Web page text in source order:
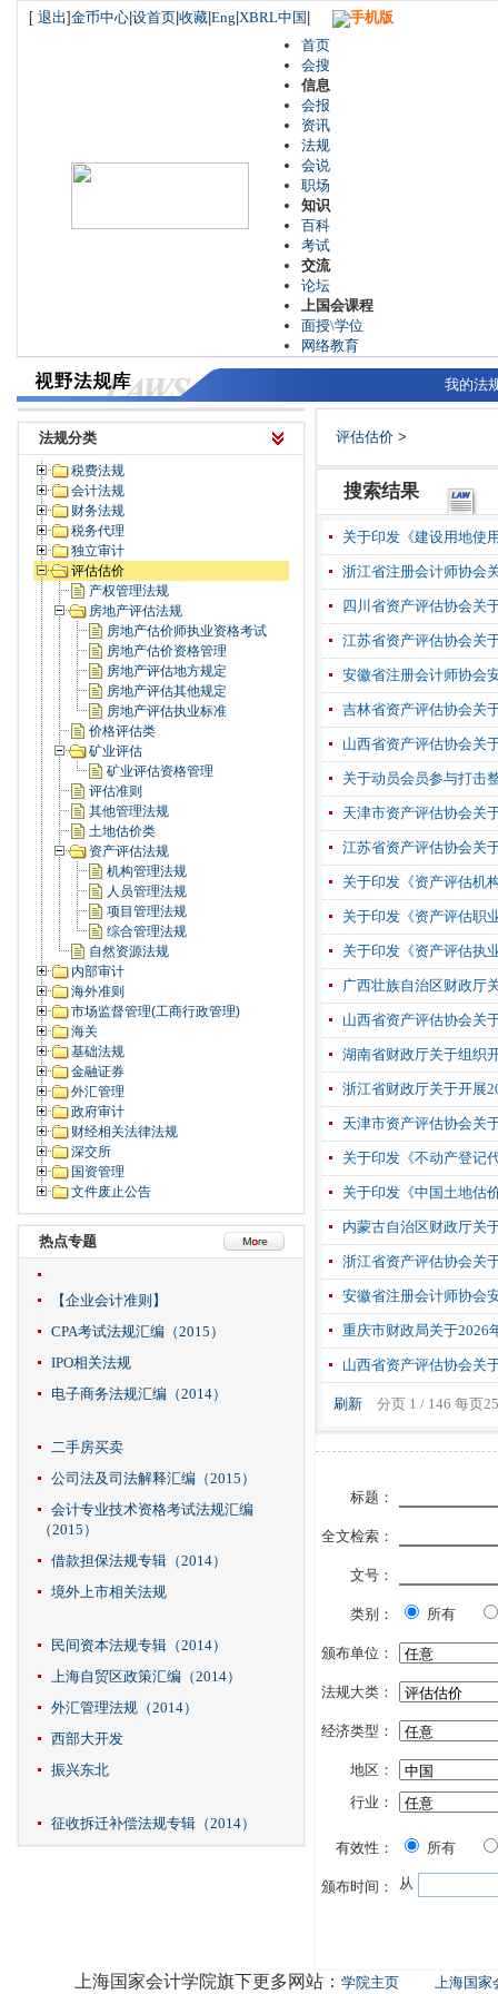
[ 退出]金币中心 设首页 收藏 Eng XBRL中国
手机版
首页
会搜
信息
会报
资讯
法规
会说
职场
知识
百科
考试
交流
论坛
上国会课程
面授\学位
网络教育
我的法
法规分类
税费法规
会计法规
财务法规
税务代理
独立审计
评估估价
产权管理法规
房地产评估法规
房地产估价师执业资格考试
房地产估价资格管理
房地产评估地方规定
房地产评估其他规定
房地产评估执业标准
价格评估类
矿业评估
矿业评估资格管理
评估准则
其他管理法规
土地估价类
资产评估法规
机构管理法规
人员管理法规
项目管理法规
综合管理法规
自然资源法规
内部审计
海外准则
市场监督管理(工商行政管理)
海关
基础法规
金融证券
外汇管理
政府审计
财经相关法律法规
深交所
国资管理
文件废止公告
热点专题
【企业会计准则】
CPA考试法规汇编（2015）
IPO相关法规
电子商务法规汇编（2014）
二手房买卖
公司法及司法解释汇编（2015）
会计专业技术资格考试法规汇编
（2015）
借款担保法规专辑（2014）
境外上市相关法规
民间资本法规专辑（2014）
上海自贸区政策汇编（2014）
外汇管理法规（2014）
西部大开发
振兴东北
征收拆迁补偿法规专辑（2014）
评估估价 >
搜索结果
关于印发《建设用地使
浙江省注册会计师协会
四川省资产评估协会关
江苏省资产评估协会关
安徽省注册会计师协会
吉林省资产评估协会关
山西省资产评估协会关
关于动员会员参与打击
天津市资产评估协会关
江苏省资产评估协会关
关于印发《资产评估机
关于印发《资产评估职
关于印发《资产评估执
广西壮族自治区财政厅
山西省资产评估协会关
湖南省财政厅关于组织
浙江省财政厅关于开展
天津市资产评估协会关
关于印发《不动产登记
关于印发《中国土地估
内蒙古自治区财政厅关
浙江省资产评估协会关
安徽省注册会计师协会
重庆市财政局关于2026
山西省资产评估协会关
刷新 分页 1 / 146 每页
标题：
全文检索：
文号：
类别： 所有
颁布单位：
法规大类：
经济类型：
地区：
行业：
有效性： 所有
颁布时间： 从
上海国家会计学院旗下更多网站： 学院主页 上海国家